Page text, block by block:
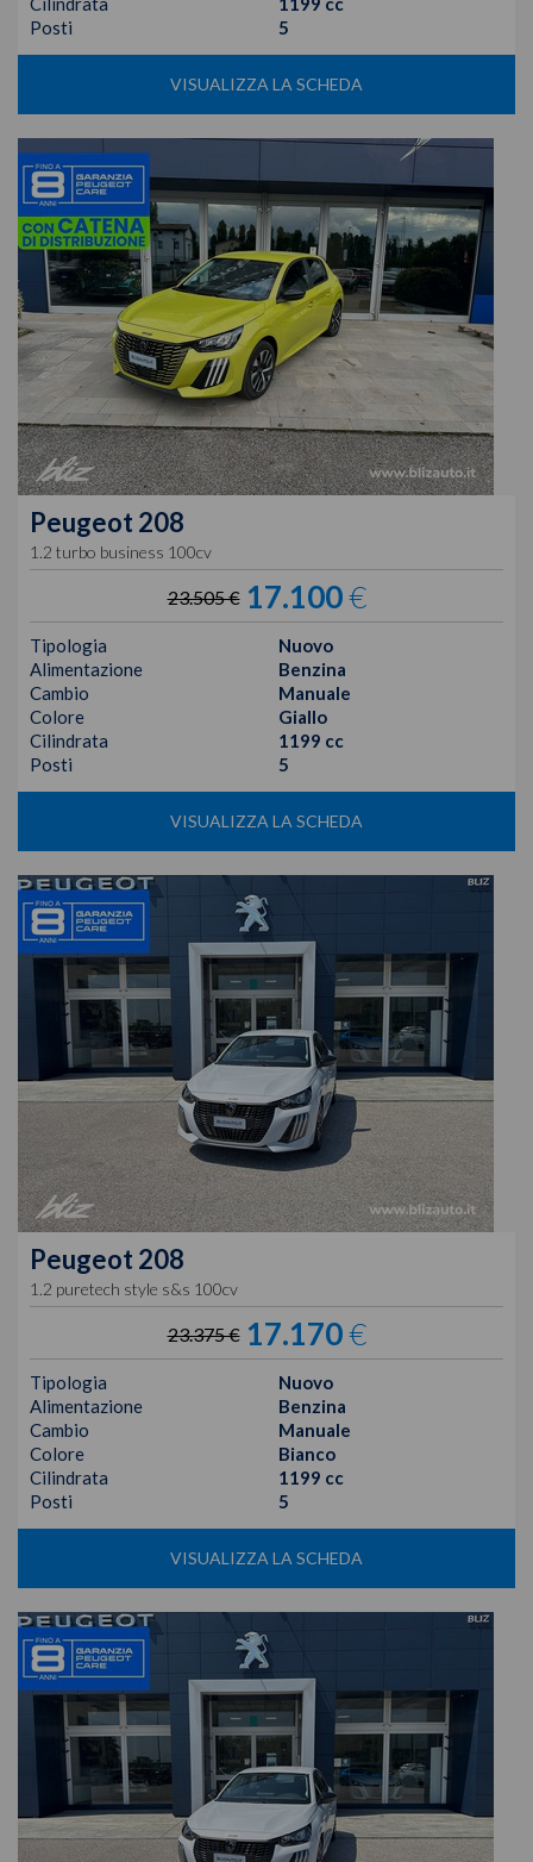
Posti
5
VISUALIZZA LA SCHEDA
Peugeot 208
1.2 turbo business 100cv
23.505 € 17.100€
Tipologia
Nuovo
Alimentazione
Benzina
Cambio
Manuale
Colore
Giallo
Cilindrata
1199 cc
Posti
5
VISUALIZZA LA SCHEDA
Peugeot 208
1.2 puretech style s&s 100cv
23.375 € 17.170€
Tipologia
Nuovo
Alimentazione
Benzina
Cambio
Manuale
Colore
Bianco
Cilindrata
1199 cc
Posti
5
VISUALIZZA LA SCHEDA